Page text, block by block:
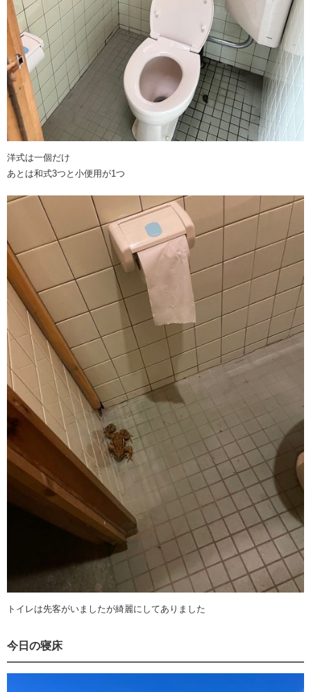
洋式は一個だけ
あとは和式3つと小便用が1つ
トイレは先客がいましたが綺麗にしてありました
今日の寝床